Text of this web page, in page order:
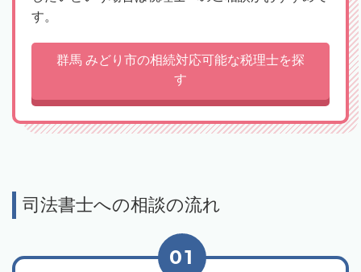
す。
群馬 みどり市の相続対応可能な税理士を探
す
司法書士への相談の流れ
01